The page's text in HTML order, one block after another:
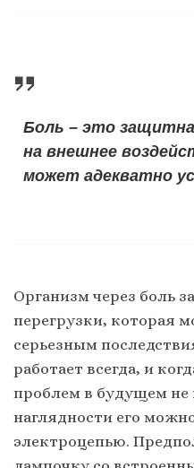
Боль – это
на внешнее
может адекватно
Организм через боль
перегрузки, которая
серьезным
работает всегда, и
проблем в будущем не
наглядности его
электроцепью.